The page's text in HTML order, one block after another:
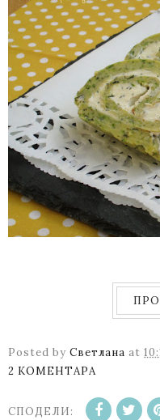
Posted by Светлана at
2 КОМЕНТАРА
СПОДЕЛИ: